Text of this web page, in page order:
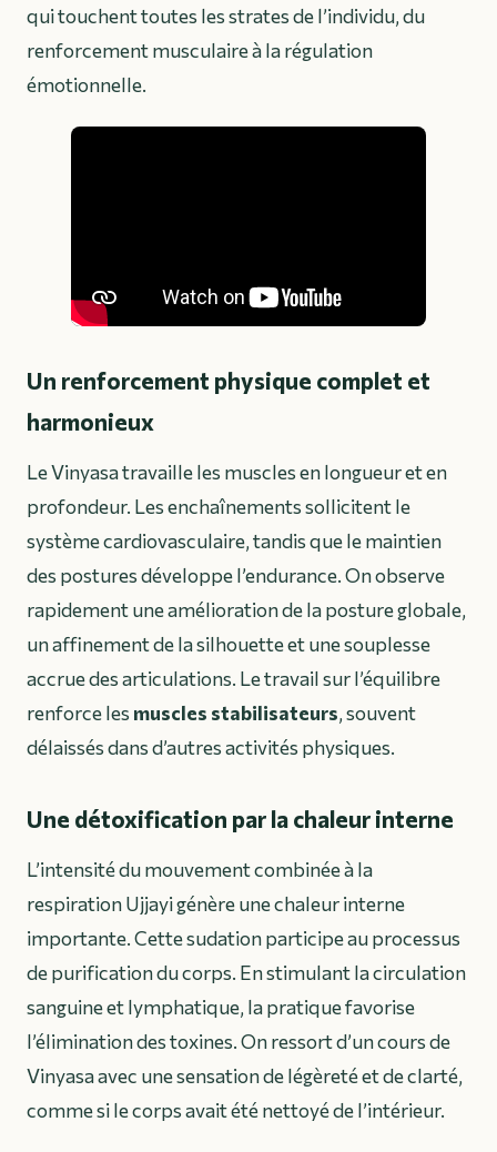
qui touchent toutes les strates de l’individu, du
renforcement musculaire à la régulation
émotionnelle.
Un renforcement physique complet et
harmonieux
Le Vinyasa travaille les muscles en longueur et en
profondeur. Les enchaînements sollicitent le
système cardiovasculaire, tandis que le maintien
des postures développe l’endurance. On observe
rapidement une amélioration de la posture globale,
un affinement de la silhouette et une souplesse
accrue des articulations. Le travail sur l’équilibre
renforce lesmuscles stabilisateurs, souvent
délaissés dans d’autres activités physiques.
Une détoxification par la chaleur interne
L’intensité du mouvement combinée à la
respiration Ujjayi génère une chaleur interne
importante. Cette sudation participe au processus
de purification du corps. En stimulant la circulation
sanguine et lymphatique, la pratique favorise
l’élimination des toxines. On ressort d’un cours de
Vinyasa avec une sensation de légèreté et de clarté,
comme si le corps avait été nettoyé de l’intérieur.